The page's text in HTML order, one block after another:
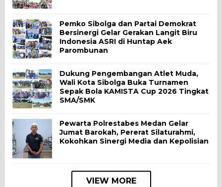
Pemko Sibolga dan Partai Demokrat
Bersinergi Gelar Gerakan Langit Biru
Indonesia ASRI di Huntap Aek
Parombunan
Dukung Pengembangan Atlet Muda,
Wali Kota Sibolga Buka Turnamen
Sepak Bola KAMISTA Cup 2026 Tingkat
SMA/SMK
Pewarta Polrestabes Medan Gelar
Jumat Barokah, Pererat Silaturahmi,
Kokohkan Sinergi Media dan Kepolisian
VIEW MORE